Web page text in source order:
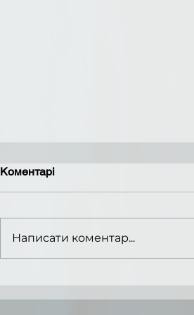
Коментарі
Написати коментар...